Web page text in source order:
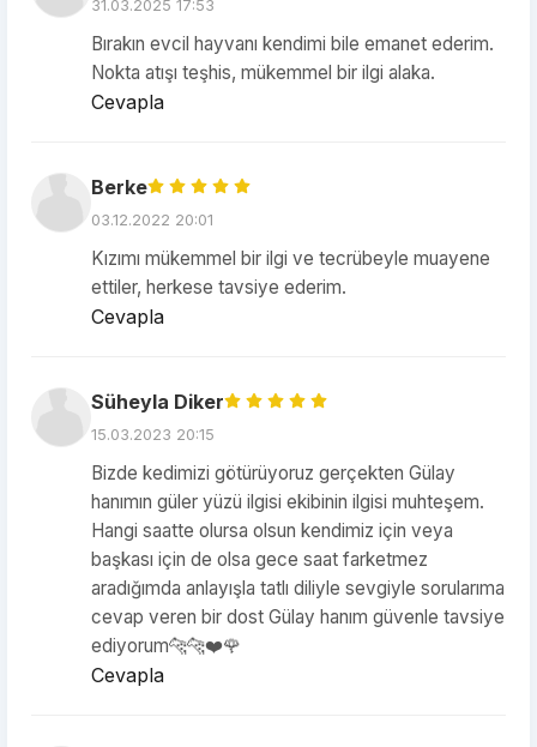
31.03.2025 17:53
Bırakın evcil hayvanı kendimi bile emanet ederim.
Nokta atışı teşhis, mükemmel bir ilgi alaka.
Cevapla
Berke
03.12.2022 20:01
Kızımı mükemmel bir ilgi ve tecrübeyle muayene
ettiler, herkese tavsiye ederim.
Cevapla
Süheyla Diker
15.03.2023 20:15
Bizde kedimizi götürüyoruz gerçekten Gülay
hanımın güler yüzü ilgisi ekibinin ilgisi muhteşem.
Hangi saatte olursa olsun kendimiz için veya
başkası için de olsa gece saat farketmez
aradığımda anlayışla tatlı diliyle sevgiyle sorularıma
cevap veren bir dost Gülay hanım güvenle tavsiye
ediyorum🐆🐆❤️🌹
Cevapla